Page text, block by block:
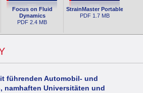
Focus on Fluid
Dynamics
PDF 2.4 MB
StrainMaster Portable
PDF 1.7 MB
führenden Automobil- und
namhaften Universitäten und